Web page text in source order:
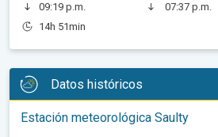
09:19 p.m.
14h 51min
07:37 p.m.
Datos históricos
Estación meteorológica Saulty